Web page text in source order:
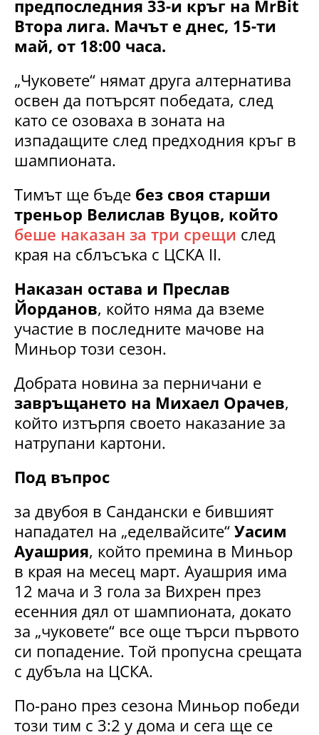
предпоследния 33-и кръг на MrBit
Втора лига. Мачът е днес, 15-ти
май, от 18:00 часа.
„Чуковете“ нямат друга алтернатива
освен да потърсят победата, след
като се озоваха в зоната на
изпадащите след предходния кръг в
шампионата.
Тимът ще бъде без своя старши
треньор Велислав Вуцов, който
беше наказан за три срещи след
края на сблъсъка с ЦСКА II.
Наказан остава и Преслав
Йорданов, който няма да вземе
участие в последните мачове на
Миньор този сезон.
Добрата новина за перничани е
завръщането на Михаел Орачев,
който изтърпя своето наказание за
натрупани картони.
Под въпрос
за двубоя в Сандански е бившият
нападател на „еделвайсите“ Уасим
Ауашрия, който премина в Миньор
в края на месец март. Ауашрия има
12 мача и 3 гола за Вихрен през
есенния дял от шампионата, докато
за „чуковете“ все още търси първото
си попадение. Той пропусна срещата
с дубъла на ЦСКА.
По-рано през сезона Миньор победи
този тим с 3:2 у дома и сега ще се